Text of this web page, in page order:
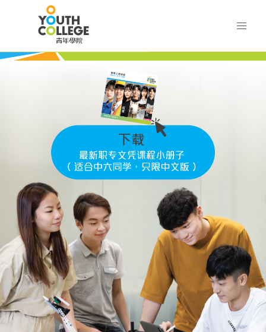
content
College